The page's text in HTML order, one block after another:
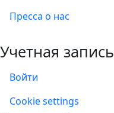
Пресса о нас
Учетная запись
Войти
Учетная запись
Cookie settings